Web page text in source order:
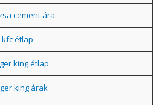
cement ára
kfc étlap
king étlap
king árak